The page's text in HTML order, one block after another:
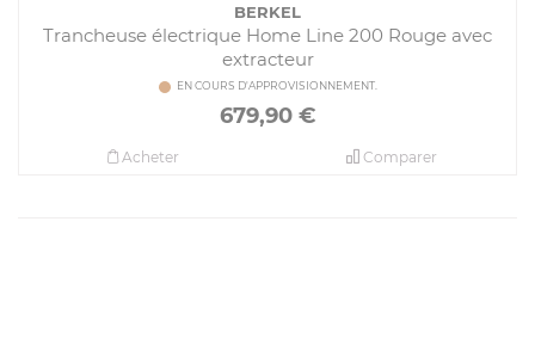
BERKEL
Trancheuse électrique Home Line 200 Rouge avec
extracteur
EN COURS D'APPROVISIONNEMENT.
679,90€
Comparer
Acheter